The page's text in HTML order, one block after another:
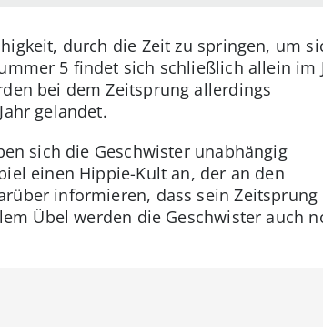
durch die Zeit zu springen, um
5 findet sich schließlich allein im
bei dem Zeitsprung allerdings
gelandet.
sich die Geschwister unabhängig
einen Hippie-Kult an, der an den
informieren, dass sein Zeitsprung
Übel werden die Geschwister auch